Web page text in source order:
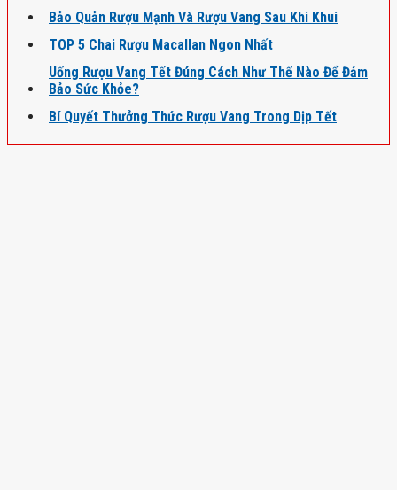
Bảo Quản Rượu Mạnh Và Rượu Vang Sau Khi Khui
TOP 5 Chai Rượu Macallan Ngon Nhất
Uống Rượu Vang Tết Đúng Cách Như Thế Nào Để Đảm
Bảo Sức Khỏe?
Bí Quyết Thưởng Thức Rượu Vang Trong Dịp Tết